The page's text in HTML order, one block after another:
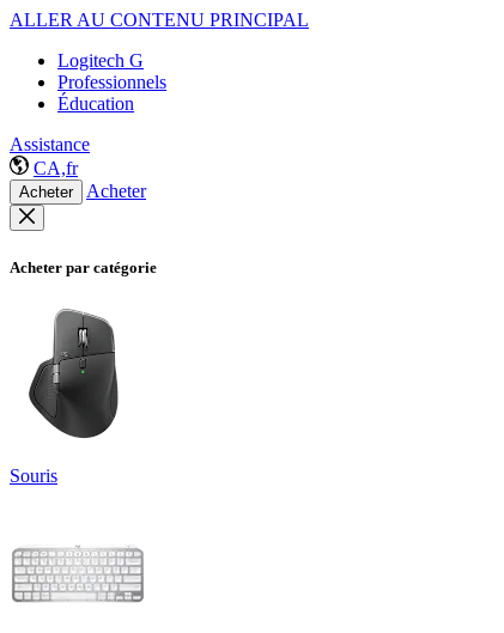
ALLER AU CONTENU PRINCIPAL
Logitech G
Professionnels
Éducation
Assistance
CA,fr
Acheter Acheter
Acheter par catégorie
Souris